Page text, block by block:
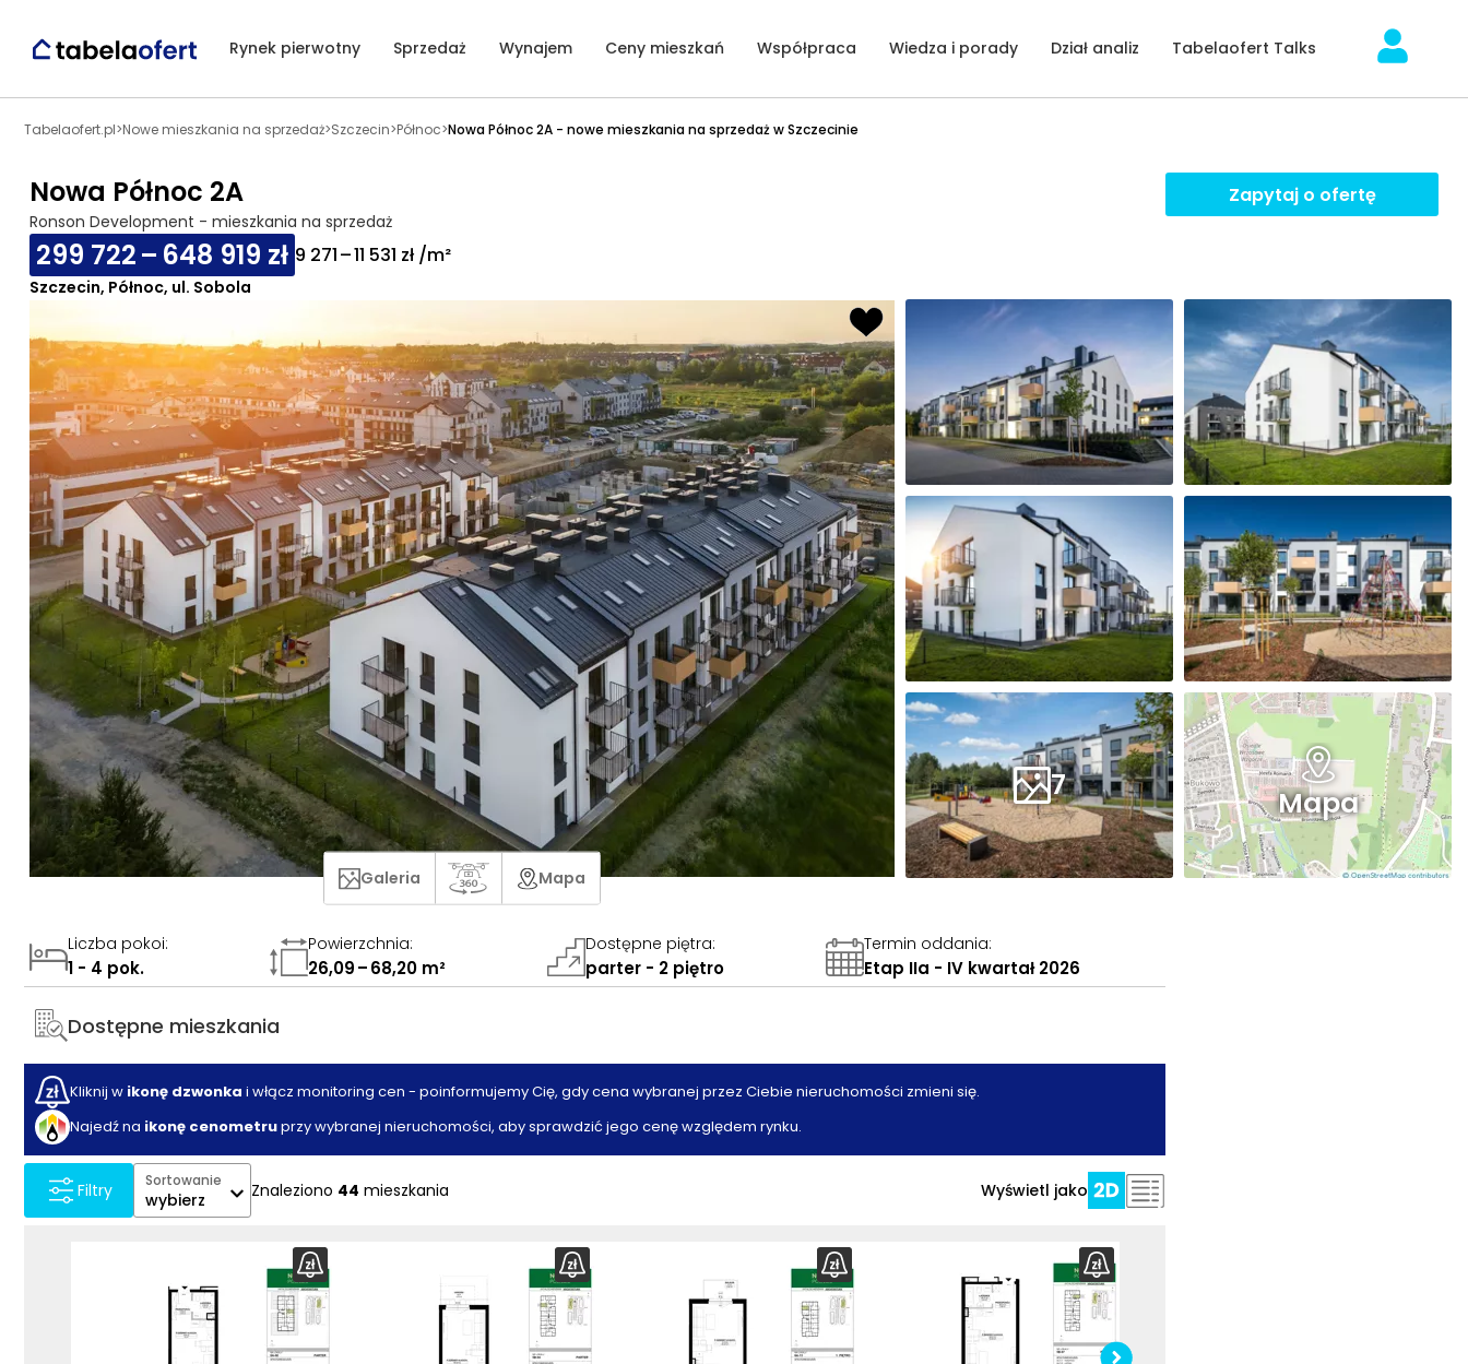
Rynek pierwotny Sprzedaż Wynajem Ceny mieszkań Współpraca Wiedza i porady Dział analiz Tabelaofert Talks
Tabelaofert.pl>Nowe mieszkania na sprzedaż>Szczecin>Północ>Nowa Północ 2A - nowe mieszkania na sprzedaż w Szczecinie
Nowa Północ 2A
Ronson Development - mieszkania na sprzedaż
Zapytaj o ofertę
299 722 – 648 919 zł 9 271 – 11 531 zł /m²
Szczecin, Północ, ul. Sobola
7 Mapa
Galeria Mapa
Liczba pokoi:
1 - 4 pok.
Powierzchnia:
26,09 – 68,20 m²
Dostępne piętra:
parter - 2 piętro
Termin oddania:
Etap IIa - IV kwartał 2026
Dostępne mieszkania
Kliknij w ikonę dzwonka i włącz monitoring cen - poinformujemy Cię, gdy cena wybranej przez Ciebie nieruchomości zmieni się.
Najedź na ikonę cenometruprzy wybranej nieruchomości, aby sprawdzić jego cenę względem rynku.
Filtry Sortowanie
wybierz Znaleziono 44 mieszkania Wyświetl jako